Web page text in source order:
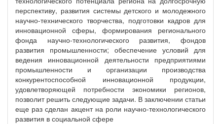
перспективу, развития системы детского и молодежного
научно-технического творчества, подготовки кадров для
инновационной сферы, формирования регионального
фонда научно-технологического развития, фондов
развития промышленности; обеспечение условий для
ведения инновационной деятельности предприятиями
промышленности и организации производства
конкурентоспособной инновационной продукции,
удовлетворяющей потребности экономики регионов,
позволит решить следующие задачи. В заключении статьи
еще раз сделан акцент на роли научно-технологического
развития в социальной сфере